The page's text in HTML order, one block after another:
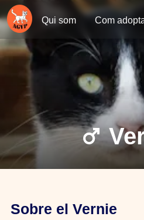
Qui som Com
Sobre el Vernie